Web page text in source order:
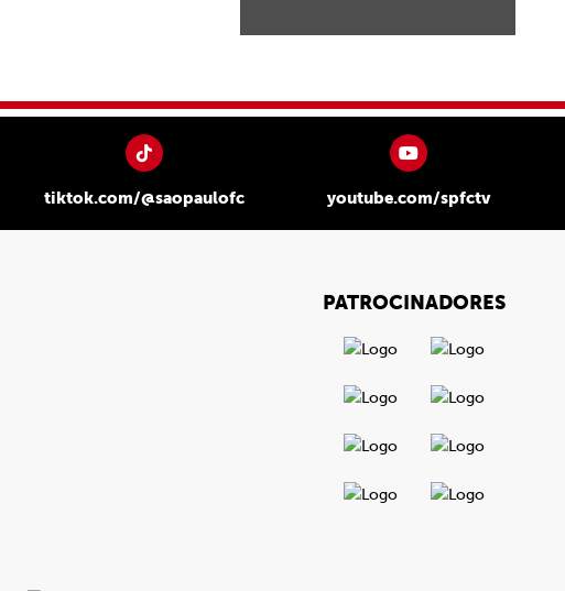
tiktok.com/@saopaulofc youtube.com/spfctv
PATROCINADORES